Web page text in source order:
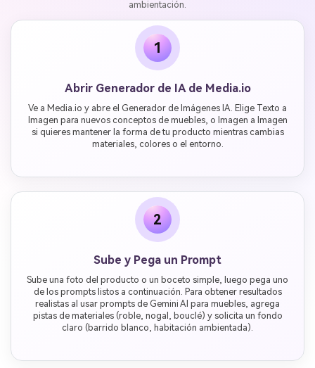
ambientación.
1
Abrir Generador de IA de Media.io
Ve a Media.io y abre el Generador de Imágenes IA. Elige Texto a
Imagen para nuevos conceptos de muebles, o Imagen a Imagen
si quieres mantener la forma de tu producto mientras cambias
materiales, colores o el entorno.
2
Sube y Pega un Prompt
Sube una foto del producto o un boceto simple, luego pega uno
de los prompts listos a continuación. Para obtener resultados
realistas al usar prompts de Gemini AI para muebles, agrega
pistas de materiales (roble, nogal, bouclé) y solicita un fondo
claro (barrido blanco, habitación ambientada).